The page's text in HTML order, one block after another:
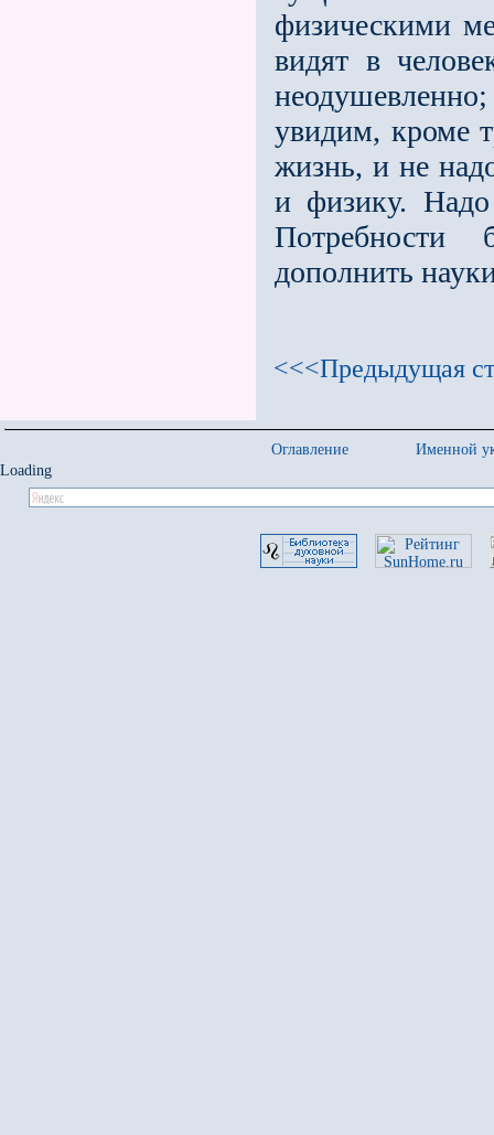
физическими
видят в
увидим, кроме
жизнь, и не
и физику. Надо
Потребности
дополнить
<<<Предыдущая
Оглавление
Именной
Loading